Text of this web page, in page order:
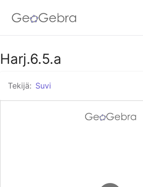
Google Classroom
GeoGebra Classroom
Harj.6.5.a
Tekijä: Suvi